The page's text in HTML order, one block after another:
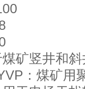
煤矿竖井和
：煤矿用